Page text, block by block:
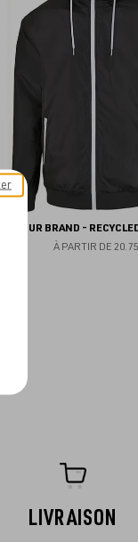
YOUR BRAND -
À PARTIR DE
LIVRAISON